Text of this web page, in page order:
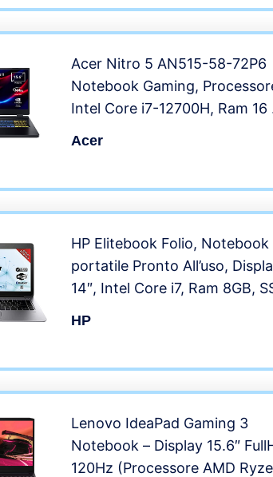
Acer Nitro 5 AN515-58-72P6
Notebook Gaming,
Intel Core i7-12700H, Ram 16
Acer
HP Elitebook Folio, Notebook
portatile Pronto All’uso,
14″, Intel Core i7, Ram 8GB,
HP
Lenovo IdeaPad Gaming 3
Notebook – Display 15.6″
120Hz (Processore AMD